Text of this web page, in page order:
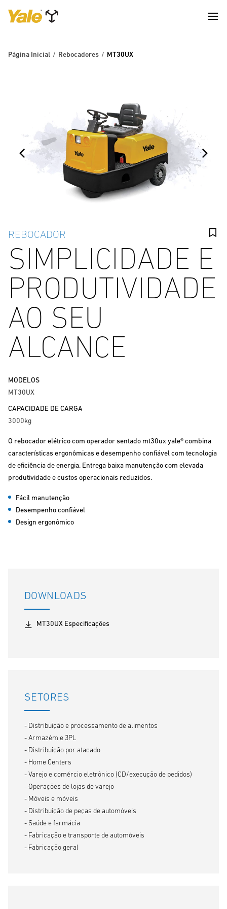
Página Inicial Rebocadores MT30UX
REBOCADOR
SIMPLICIDADE E
PRODUTIVIDADE
AO SEU
ALCANCE
MODELOS
MT30UX
CAPACIDADE DE CARGA
3000kg
O rebocador elétrico com operador sentado mt30ux yale® combina
características ergonômicas e desempenho confiável com tecnologia
de eficiência de energia. Entrega baixa manutenção com elevada
produtividade e custos operacionais reduzidos.
Fácil manutenção
Desempenho confiável
Design ergonômico
DOWNLOADS
MT30UX Especificações
SETORES
- Distribuição e processamento de alimentos
- Armazém e 3PL
- Distribuição por atacado
- Home Centers
- Varejo e comércio eletrônico (CD/execução de pedidos)
- Operações de lojas de varejo
- Móveis e móveis
- Distribuição de peças de automóveis
- Saúde e farmácia
- Fabricação e transporte de automóveis
- Fabricação geral